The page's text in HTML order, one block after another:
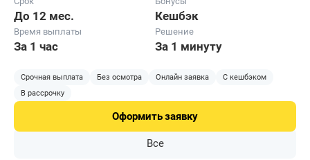
До 12 мес. Кешбэк
Время выплаты
За 1 час
Решение
За 1 минуту
Срочная выплата Без осмотра Онлайн заявка
С кешбэком
В рассрочку
Оформитьзаявку
Все